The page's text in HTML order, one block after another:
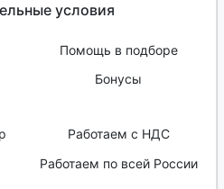
условия
Помощь в подборе
Бонусы
Работаем с НДС
Работаем по всей России